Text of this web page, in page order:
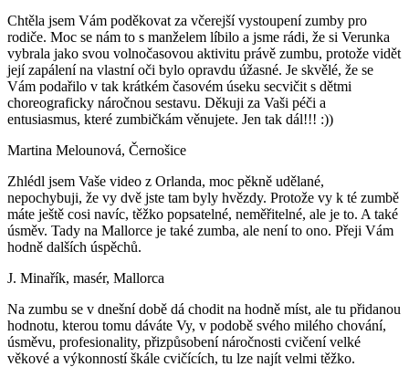
Chtěla jsem Vám poděkovat za včerejší vystoupení zumby pro
rodiče. Moc se nám to s manželem líbilo a jsme rádi, že si Verunka
vybrala jako svou volnočasovou aktivitu právě zumbu, protože vidět
její zapálení na vlastní oči bylo opravdu úžasné. Je skvělé, že se
Vám podařilo v tak krátkém časovém úseku secvičit s dětmi
choreograficky náročnou sestavu. Děkuji za Vaši péči a
entusiasmus, které zumbičkám věnujete. Jen tak dál!!! :))
Martina Melounová, Černošice
Zhlédl jsem Vaše video z Orlanda, moc pěkně udělané,
nepochybuji, že vy dvě jste tam byly hvězdy. Protože vy k té zumbě
máte ještě cosi navíc, těžko popsatelné, neměřitelné, ale je to. A také
úsměv. Tady na Mallorce je také zumba, ale není to ono. Přeji Vám
hodně dalších úspěchů.
J. Minařík, masér, Mallorca
Na zumbu se v dnešní době dá chodit na hodně míst, ale tu přidanou
hodnotu, kterou tomu dáváte Vy, v podobě svého milého chování,
úsměvu, profesionality, přizpůsobení náročnosti cvičení velké
věkové a výkonností škále cvičících, tu lze najít velmi těžko.